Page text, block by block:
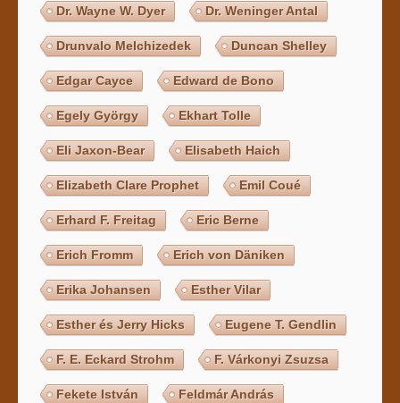
Dr. Wayne W. Dyer Dr. Weninger Antal
Drunvalo Melchizedek Duncan Shelley
Edgar Cayce Edward de Bono
Egely György Ekhart Tolle
Eli Jaxon-Bear Elisabeth Haich
Elizabeth Clare Prophet Emil Coué
Erhard F. Freitag Eric Berne
Erich Fromm Erich von Däniken
Erika Johansen Esther Vilar
Esther és Jerry Hicks Eugene T. Gendlin
F. E. Eckard Strohm F. Várkonyi Zsuzsa
Fekete István Feldmár András